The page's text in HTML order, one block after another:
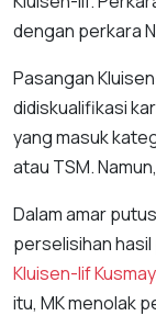
dengan perkara
Pasangan
didiskualifikasi
yang masuk
atau TSM.
Dalam amar
perselisihan hasil
Kluisen-Iif
itu, MK menolak